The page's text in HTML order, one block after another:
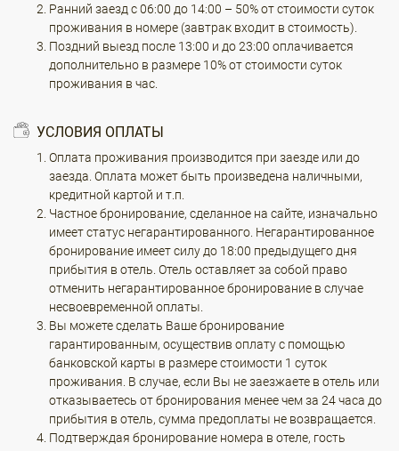
Ранний заезд с 06:00 до 14:00 – 50% от стоимости суток
проживания в номере (завтрак входит в стоимость).
Поздний выезд после 13:00 и до 23:00 оплачивается
дополнительно в размере 10% от стоимости суток
проживания в час.
УСЛОВИЯ ОПЛАТЫ
Оплата проживания производится при заезде или до
заезда. Оплата может быть произведена наличными,
кредитной картой и т.п.
Частное бронирование, сделанное на сайте, изначально
имеет статус негарантированного. Негарантированное
бронирование имеет силу до 18:00 предыдущего дня
прибытия в отель. Отель оставляет за собой право
отменить негарантированное бронирование в случае
несвоевременной оплаты.
Вы можете сделать Ваше бронирование
гарантированным, осуществив оплату с помощью
банковской карты в размере стоимости 1 суток
проживания. В случае, если Вы не заезжаете в отель или
отказываетесь от бронирования менее чем за 24 часа до
прибытия в отель, сумма предоплаты не возвращается.
Подтверждая бронирование номера в отеле, гость